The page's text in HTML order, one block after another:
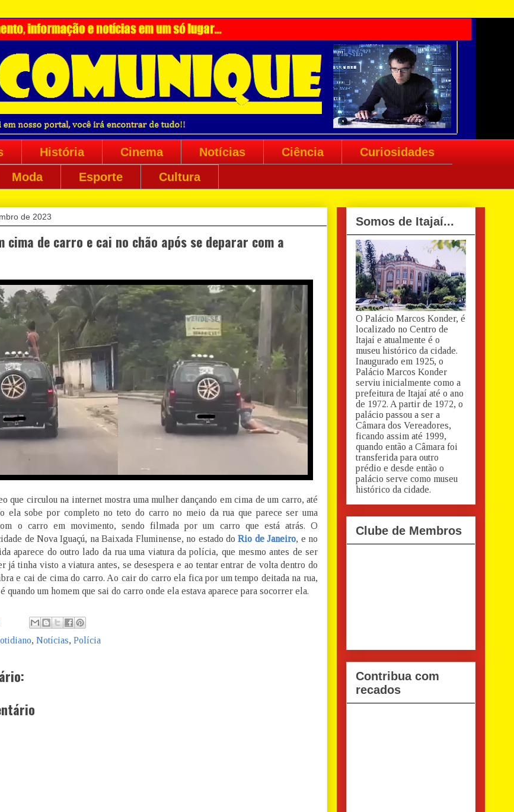
História Cinema Notícias Ciência
Curiosidades
Moda Esporte Cultura
de 2023
cima de carro e cai no chão após se deparar com a
que circulou na internet mostra uma mulher dançando em cima de um carro, até
ela sobe por completo no teto do carro no meio da rua que parece ser uma
o carro em movimento, sendo filmada por um carro que está atrás. O
de Nova Iguaçú, na Baixada Fluminense, no estado doRio de Janeiro, e no
aparece do outro lado da rua uma viatura da polícia, que mesmo antes de ser
já tinha visto a viatura antes, se desespera e ao tentar entrar de volta dentro do
e cai de cima do carro. Ao cair do carro ela fica por um tempo deitada na rua,
quando um homem que sai do carro onde ela estava aparece para socorrer ela.
, Notícias, Polícia
Somos de Itajaí...
O Palácio Marcos Konder, é
localizado no Centro de
Itajaí e atualmente é o
museu histórico da cidade.
Inaugurado em 1925, o
Palácio Marcos Konder
serviu inicialmente como a
prefeitura de Itajaí até o ano
de 1972. A partir de 1972, o
palácio passou a ser a
Câmara dos Vereadores,
ficando assim até 1999,
quando então a Câmara foi
transferida para outro
prédio e desde então o
palácio serve como museu
histórico da cidade.
Clube de Membros
Contribua com
recados